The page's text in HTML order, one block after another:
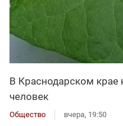
В Краснодарском крае
человек
Общество вчера, 19:50